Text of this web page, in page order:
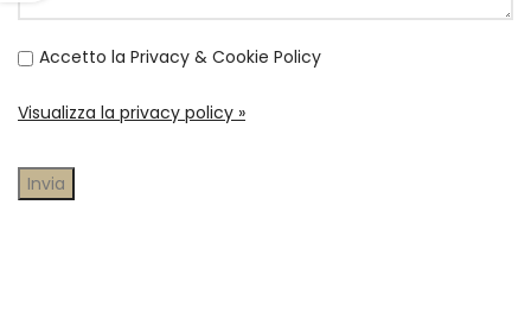
Accetto la Privacy & Cookie Policy
Visualizza la privacy policy »